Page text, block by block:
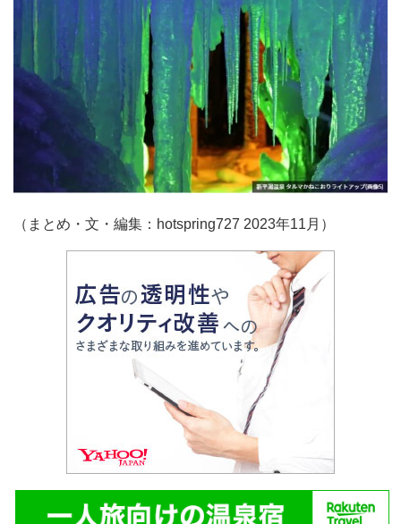
（まとめ・文・編集：hotspring727 2023年11月）